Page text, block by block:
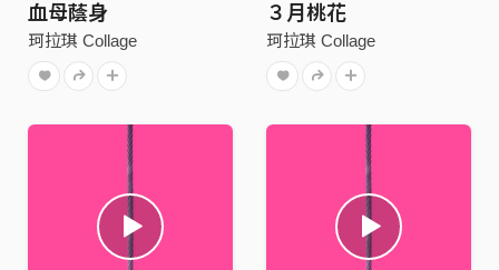
血母蔭身
珂拉琪 Collage
３月桃花
珂拉琪 Collage